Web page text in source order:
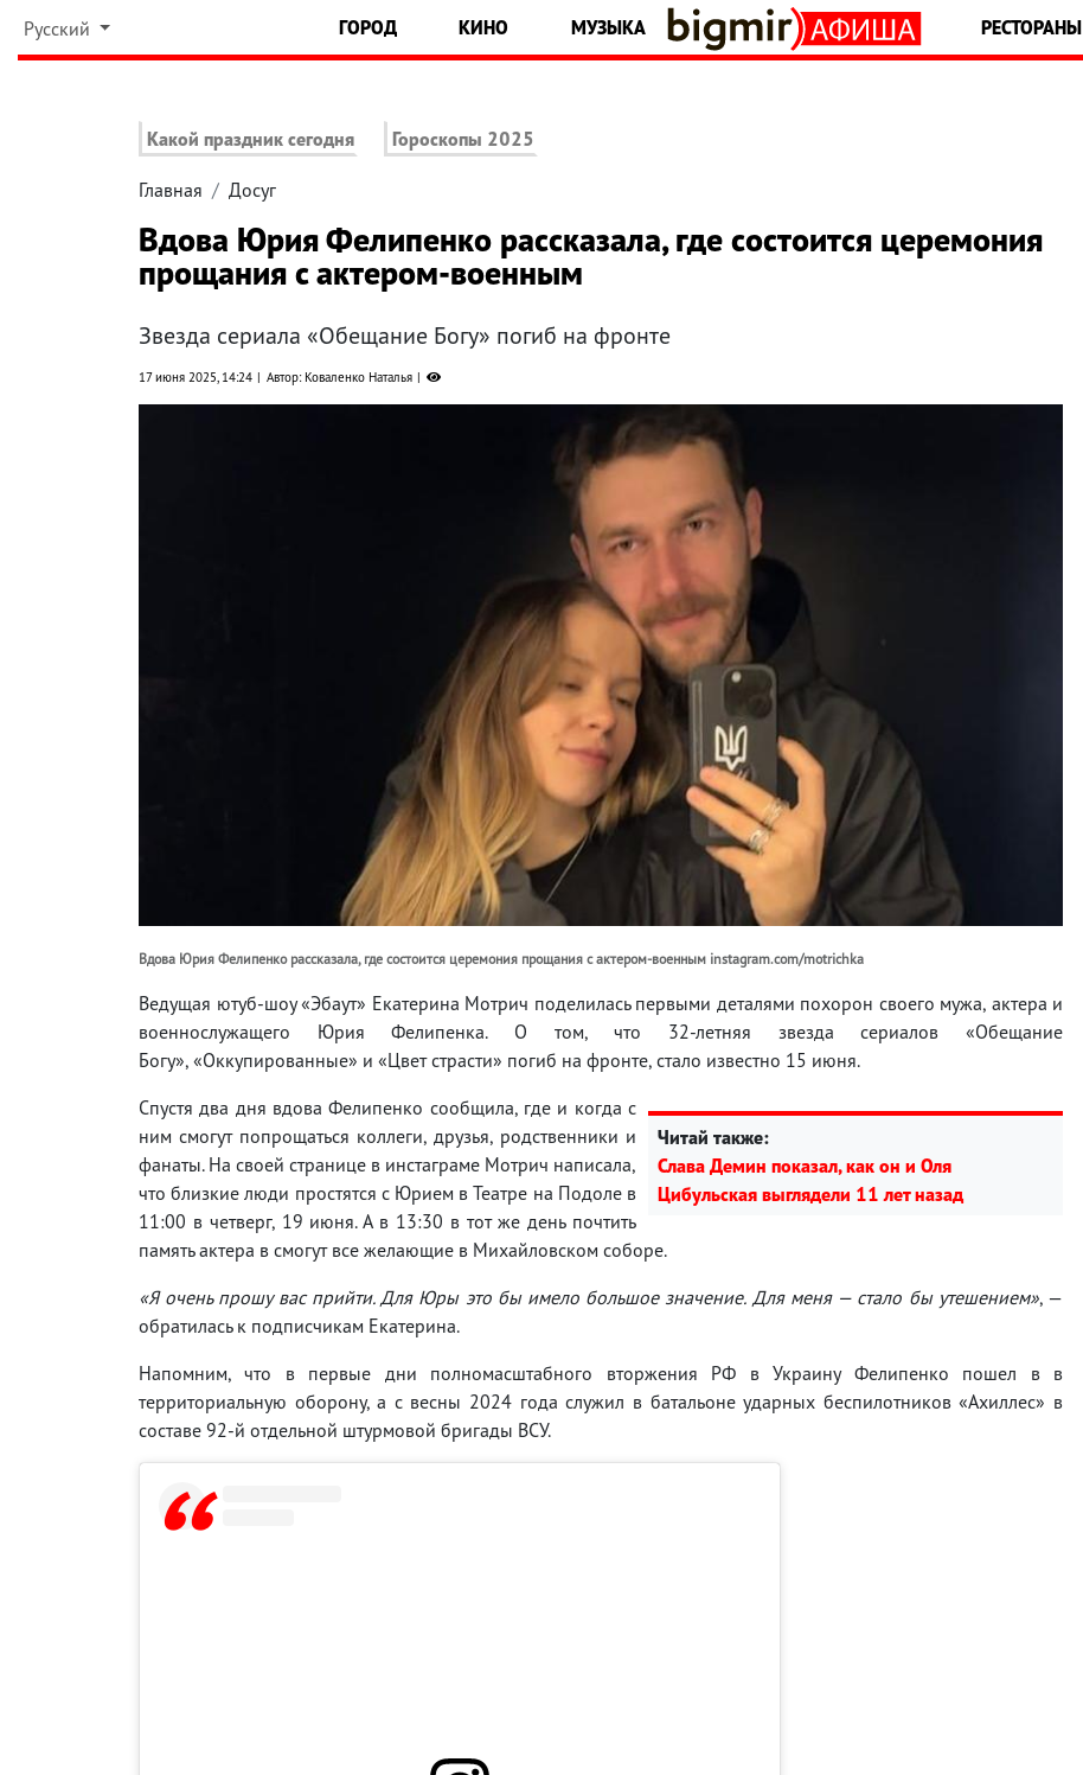
Русский ГОРОД КИНО МУЗЫКА РЕСТОРАНЫ
Какой праздник сегодня Гороскопы 2025
Главная Досуг
Вдова Юрия Фелипенко рассказала, где состоится церемония
прощания с актером-военным
Звезда сериала «Обещание Богу» погиб на фронте
17 июня 2025, 14:24 Автор: Коваленко Наталья
Вдова Юрия Фелипенко рассказала, где состоится церемония прощания с актером-военным instagram.com/motrichka
Ведущая ютуб-шоу «Эбаут» Екатерина Мотрич поделилась первыми деталями похорон своего мужа, актера и
военнослужащего Юрия Фелипенка. О том, что 32-летняя звезда сериалов «Обещание
Богу», «Оккупированные» и «Цвет страсти» погиб на фронте, стало известно 15 июня.
Читай также:
Слава Демин показал, как он и Оля
Цибульская выглядели 11 лет назад
Спустя два дня вдова Фелипенко сообщила, где и когда с
ним смогут попрощаться коллеги, друзья, родственники и
фанаты. На своей странице в инстаграме Мотрич написала,
что близкие люди простятся с Юрием в Театре на Подоле в
11:00 в четверг, 19 июня. А в 13:30 в тот же день почтить
память актера в смогут все желающие в Михайловском соборе.
«Я очень прошу вас прийти. Для Юры это бы имело большое значение. Для меня — стало бы утешением», —
обратилась к подписчикам Екатерина.
Напомним, что в первые дни полномасштабного вторжения РФ в Украину Фелипенко пошел в в
территориальную оборону, а с весны 2024 года служил в батальоне ударных беспилотников «Ахиллес» в
составе 92-й отдельной штурмовой бригады ВСУ.